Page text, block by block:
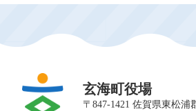
玄海町役場
〒847-1421 佐賀県東松浦